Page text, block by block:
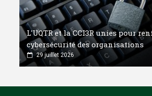
L'UQTR et la CCI3R unies pour
cybersécurité des organisations
29 juillet 2026